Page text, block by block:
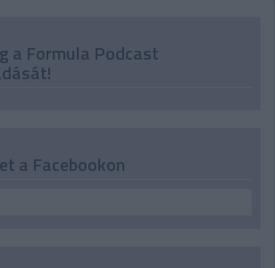
a Formula Podcast
a Facebookon